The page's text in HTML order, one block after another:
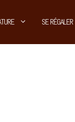
SE RÉGALER